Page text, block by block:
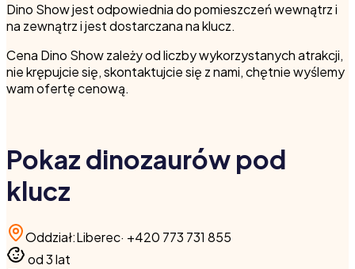
Dino Show jest odpowiednia do pomieszczeń wewnątrz i
na zewnątrz i jest dostarczana na klucz.
Cena Dino Show zależy od liczby wykorzystanych atrakcji,
nie krępujcie się, skontaktujcie się z nami, chętnie wyślemy
wam ofertę cenową.
Pokaz dinozaurów pod
klucz
Oddział:Liberec· +420 773 731 855
od 3 lat